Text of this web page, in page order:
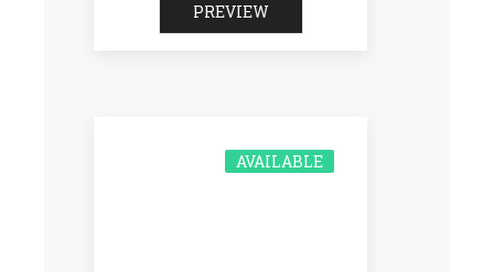
PREVIEW
AVAILABLE